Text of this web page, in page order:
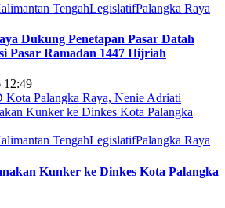
TengahLegislatifPalangka Raya
Dukung Penetapan Pasar Datah
Pasar Ramadan 1447 Hijriah
12:49
TengahLegislatifPalangka Raya
Kunker ke Dinkes Kota Palangka